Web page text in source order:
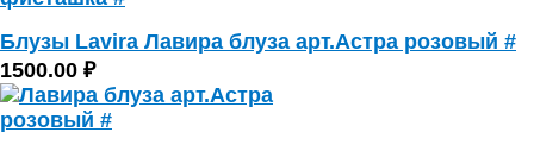
Блузы Lavira Лавира блуза арт.Астра розовый #
1500.00 ₽